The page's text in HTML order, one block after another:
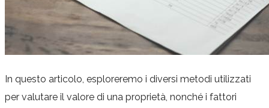
In questo articolo, esploreremo i diversi metodi utilizzati
per valutare il valore di una proprietà, nonché i fattori